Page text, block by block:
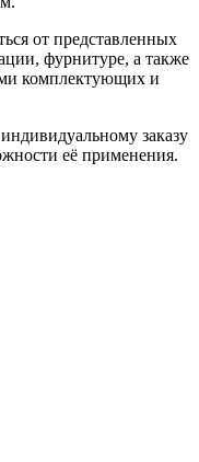
от представленных
фурнитуре, а также
комплектующих и
заказу
её применения.